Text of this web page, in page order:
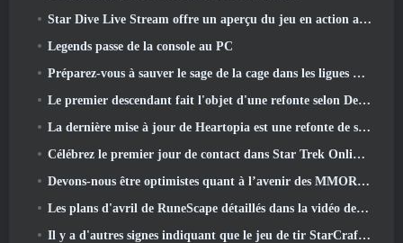
Star Dive Live Stream offre un aperçu du jeu en action avant son lancement
Legends passe de la console au PC
Préparez-vous à sauver le sage de la cage dans les ligues VI de Old School RuneScape: Pactes démoniaques
Le premier descendant fait l'objet d'une refonte selon Dev Stream
La dernière mise à jour de Heartopia est une refonte de style Alice au pays des merveilles
Célébrez le premier jour de contact dans Star Trek Online et gagnez une nouvelle version du Nobel Intel Battlecruiser
Devons-nous être optimistes quant à l’avenir des MMORPG?
Les plans d'avril de RuneScape détaillés dans la vidéo des développeurs
Il y a d'autres signes indiquant que le jeu de tir StarCraft en monde ouvert pourrait être une réalité